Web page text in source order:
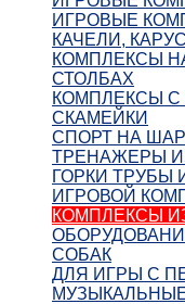
ИГРОВЫЕ
КАЧЕЛИ,
КОМПЛЕКСЫ
СТОЛБАХ
КОМПЛЕКСЫ С
СКАМЕЙКИ
СПОРТ НА
ТРЕНАЖЕРЫ
ГОРКИ
ИГРОВОЙ
КОМПЛЕКСЫ
СОБАК
ДЛЯ ИГРЫ С